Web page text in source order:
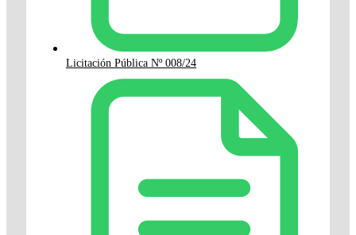
Licitación Pública Nº 008/24